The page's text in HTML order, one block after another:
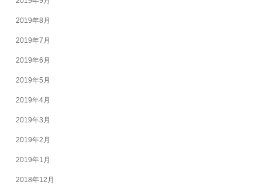
2019年8月
2019年7月
2019年6月
2019年5月
2019年4月
2019年3月
2019年2月
2019年1月
2018年12月